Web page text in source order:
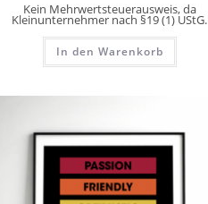
Kein Mehrwertsteuerausweis, da
Kleinunternehmer nach §19 (1) UStG.
In den Warenkorb